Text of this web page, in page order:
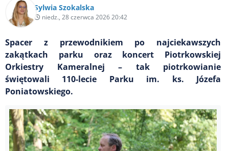
Sylwia Szokalska
niedz., 28 czerwca 2026 20:42
Spacer z przewodnikiem po najciekawszych
zakątkach parku oraz koncert Piotrkowskiej
Orkiestry Kameralnej – tak piotrkowianie
świętowali 110-lecie Parku im. ks. Józefa
Poniatowskiego.